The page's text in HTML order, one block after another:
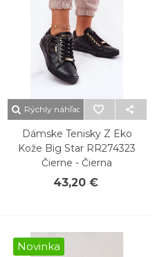
Rýchly náhľad
Dámske Tenisky Z Eko
Kože Big Star RR274323
Čierne - Čierna
43,20 €
Novinka